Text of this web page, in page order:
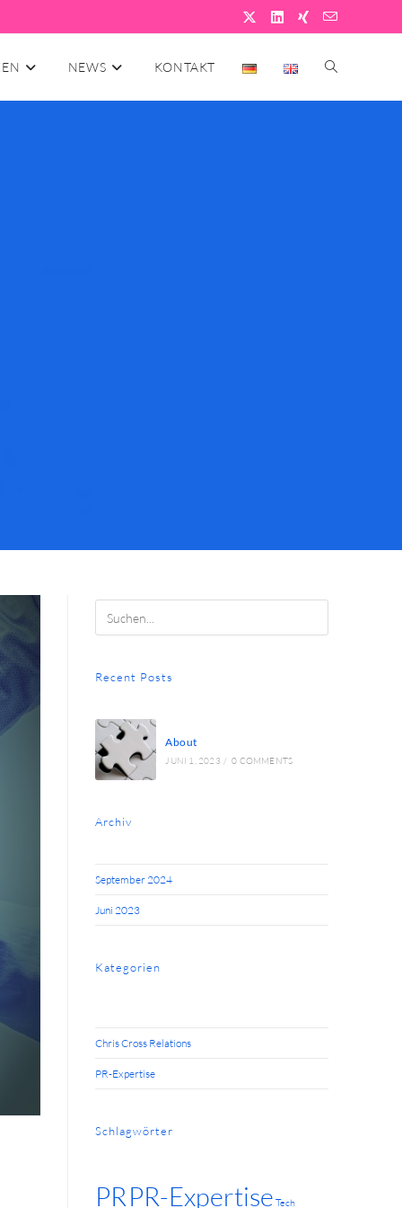
NEWS KONTAKT
Recent Posts
About
JUNI 1, 2023 / 0 COMMENTS
Archiv
September 2024
Juni 2023
Kategorien
Chris Cross Relations
PR-Expertise
Schlagwörter
PRPR-Expertise Tech